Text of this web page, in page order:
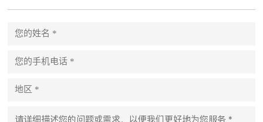
Please leave this field empty.